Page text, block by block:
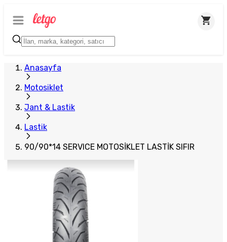
Anasayfa
Motosiklet
Jant & Lastik
Lastik
90/90*14 SERVICE MOTOSİKLET LASTİK SIFIR
Plus Satıcı